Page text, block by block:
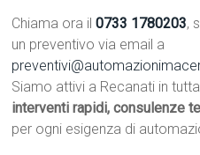
Chiama ora il0733 1780203,
un preventivo via email a
Siamo attivi a Recanati in
interventi rapidi, consulenze
per ogni esigenza di